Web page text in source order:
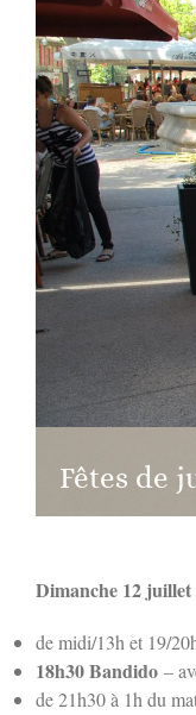
Fêtes de
Dimanche 12 juillet
de midi/13h et 19/
18h30 Bandido –
de 21h30 à 1h du